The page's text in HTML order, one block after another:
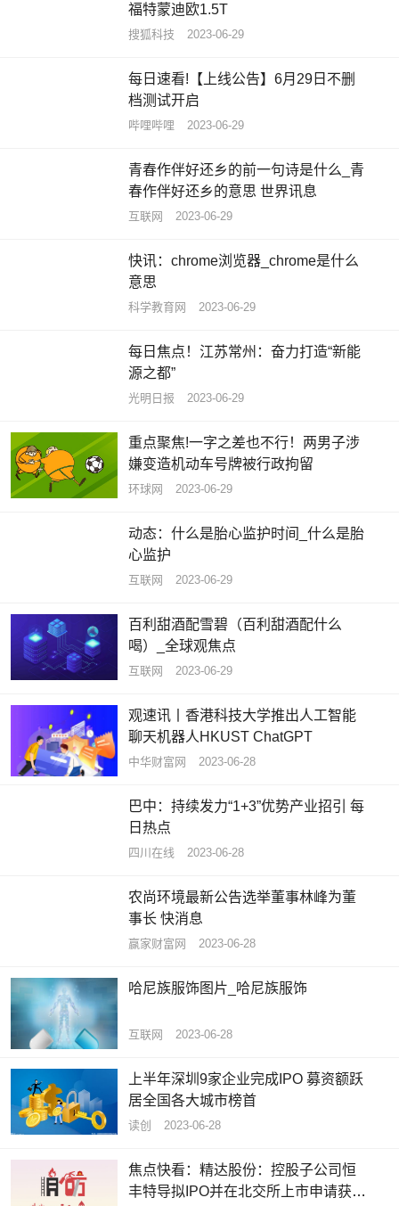
福特蒙迪欧1.5T
搜狐科技 2023-06-29
每日速看!【上线公告】6月29日不删
档测试开启
哔哩哔哩 2023-06-29
青春作伴好还乡的前一句诗是什么_青
春作伴好还乡的意思 世界讯息
互联网 2023-06-29
快讯：chrome浏览器_chrome是什么
意思
科学教育网 2023-06-29
每日焦点！江苏常州：奋力打造“新能
源之都”
光明日报 2023-06-29
重点聚焦!一字之差也不行！两男子涉
嫌变造机动车号牌被行政拘留
环球网 2023-06-29
动态：什么是胎心监护时间_什么是胎
心监护
互联网 2023-06-29
百利甜酒配雪碧（百利甜酒配什么
喝）_全球观焦点
互联网 2023-06-29
观速讯丨香港科技大学推出人工智能
聊天机器人HKUST ChatGPT
中华财富网 2023-06-28
巴中：持续发力“1+3”优势产业招引 每
日热点
四川在线 2023-06-28
农尚环境最新公告选举董事林峰为董
事长 快消息
赢家财富网 2023-06-28
哈尼族服饰图片_哈尼族服饰
互联网 2023-06-28
上半年深圳9家企业完成IPO 募资额跃
居全国各大城市榜首
读创 2023-06-28
焦点快看：精达股份：控股子公司恒
丰特导拟IPO并在北交所上市申请获得